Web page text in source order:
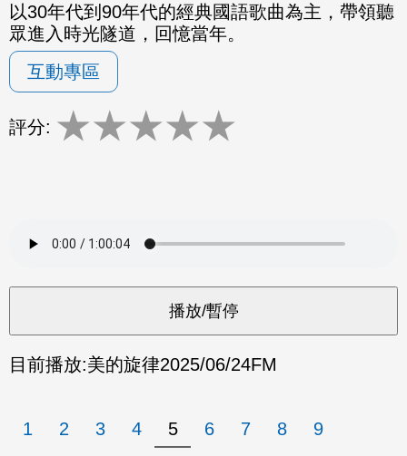
以30年代到90年代的經典國語歌曲為主，帶領聽
眾進入時光隧道，回憶當年。
互動專區
評分: ★★★★★
目前播放:美的旋律2025/06/24FM
1 2 3 4 5 6 7 8 9